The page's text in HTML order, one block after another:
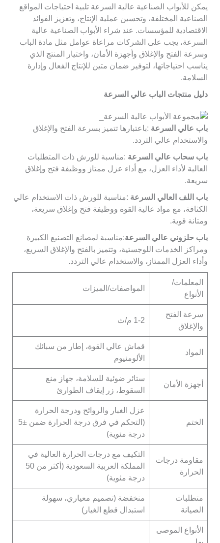
يمكن للأبواب الصناعية عالية السرعة تلبية احتياجات المواقع
الصناعية المختلفة، وتحسين عملية الإنتاج، وتعزيز الفوائد
الاقتصادية للمؤسسات. عند شراء الأبواب الصناعية عالية
السرعة، يجب على الشركات مراعاة عوامل مثل مادة الباب
وسرعة الفتح والإغلاق وأجهزة الأمان، واختيار المنتج الذي
يناسب احتياجاتها، لتوفير ضمان متين للإنتاج الفعال وإدارة
السلامة.
دليل منتجات الباب عالي السرعة
باب عالي السرعة :باعتبارها تتميز بسرعة الفتح والإغلاق
والاستخدام عالي التردد.
باب سحاب عالي السرعة :مناسبة للورش ذات المتطلبات
العالية لأداء العزل، مع أداء عزل ممتاز ووظيفة فتح وإغلاق
سريعة.
باب اللف العالي السرعة :مناسبة للورش ذات الاستخدام عالي
الكثافة، مع مواد عالية القوة ووظيفة فتح وإغلاق سريعة،
ومتانة قوية.
باب حلزوني عالي السرعة:مناسبة لمصانع التصنيع الكبيرة
ومراكز الخدمات اللوجستية، وتتميز بالفتح والإغلاق السريع،
وأداء العزل الممتاز، والاستخدام عالي التردد.
المعلمات/
الأنواع
المواصفات/الميزات
سرعة الفتح
والإغلاق
1-2 م/ث
المواد
قماش عالي القوة، إطار من سبائك
الألومنيوم
أجهزة الأمان
ستائر ضوئية للسلامة، جهاز منع
السقوط، زر إيقاف الطوارئ
الختم
عزل الغبار والروائح ودرجة الحرارة
(التحكم في فرق درجة الحرارة ضمن ±5
درجة مئوية)
مقاومة درجات
الحرارة
التكيف مع درجات الحرارة العالية في
المملكة العربية السعودية (أكثر من 50
درجة مئوية)
متطلبات
الصيانة
منخفضة (تصميم معياري، سهولة
استبدال قطع الغيار)
الأنواع الموصى